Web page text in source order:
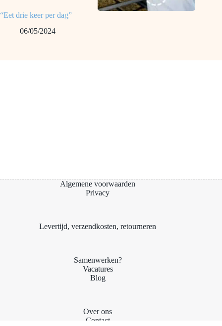
“Eet drie keer per dag”
06/05/2024
Algemene voorwaarden
Privacy
Levertijd, verzendkosten, retourneren
Samenwerken?
Vacatures
Blog
Over ons
Contact